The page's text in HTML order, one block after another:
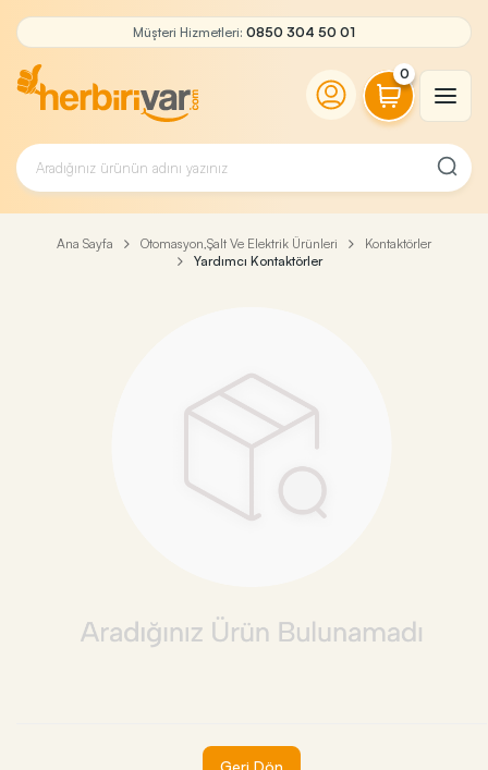
Müşteri Hizmetleri: 0850 304 50 01
0
Ana Sayfa Otomasyon,Şalt Ve Elektrik Ürünleri
Kontaktörler
Yardımcı Kontaktörler
Geri Dön